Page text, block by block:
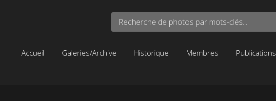
Recherche de photos par mots-clés...
Accueil Galeries/Archive Historique Membres Publications